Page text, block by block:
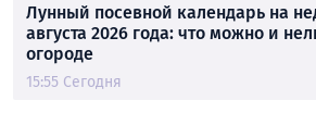
Лунный посевной календарь на
августа 2026 года: что можно и
огороде
15:55 Сегодня